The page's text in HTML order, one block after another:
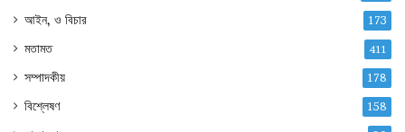
আইন, ও বিচার 173
মতামত 411
সম্পাদকীয় 178
বিশ্লেষণ 158